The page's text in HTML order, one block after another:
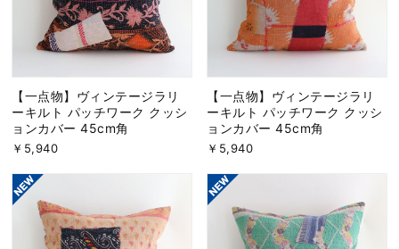
【一点物】ヴィンテージラリ
ーキルト パッチワーク クッシ
ョンカバー 45cm角
￥5,940
【一点物】ヴィンテージラリ
ーキルト パッチワーク クッシ
ョンカバー 45cm角
￥5,940